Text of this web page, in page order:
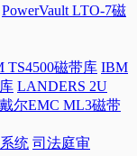
PowerVault LTO-7磁
TS4500磁带库 IBM
LANDERS 2U
戴尔EMC ML3磁带
统 司法庭审